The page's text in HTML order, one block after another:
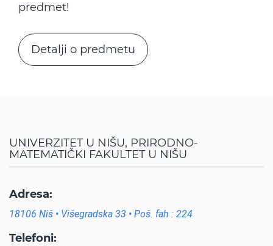
predmet!
Detalji o predmetu
UNIVERZITET U NIŠU, PRIRODNO-
MATEMATIČKI FAKULTET U NIŠU
Adresa:
18106 Niš • Višegradska 33 • Poš. fah : 224
Telefoni: